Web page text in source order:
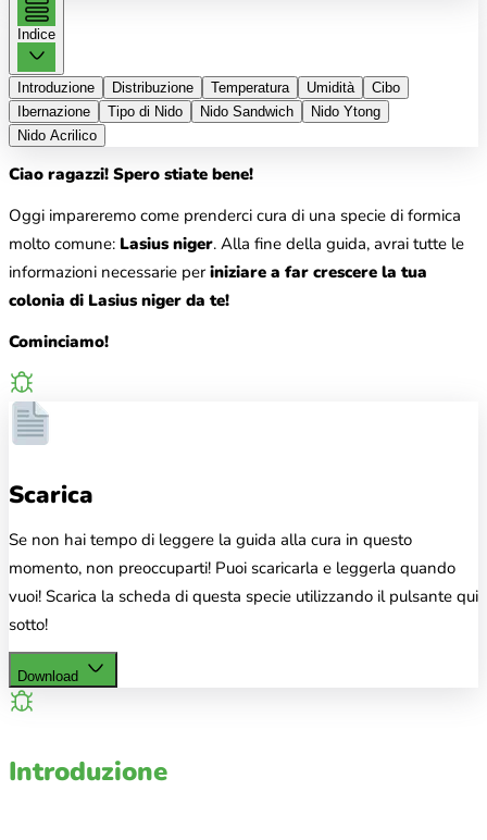
Indice
Introduzione Distribuzione Temperatura Umidità
Cibo
Ibernazione
Tipo di Nido Nido Sandwich
Nido Ytong
Nido Acrilico
Ciao ragazzi! Spero stiate bene!
Oggi impareremo come prenderci cura di una specie di formica
molto comune: Lasius niger. Alla fine della guida, avrai tutte le
informazioni necessarie periniziare a far crescere la tua
colonia di Lasius niger da te!
Cominciamo!
Scarica
Se non hai tempo di leggere la guida alla cura in questo
momento, non preoccuparti! Puoi scaricarla e leggerla quando
vuoi! Scarica la scheda di questa specie utilizzando il pulsante qui
sotto!
Download
Introduzione